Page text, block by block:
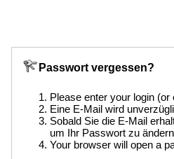
Passwort vergessen?
Please enter your login
Eine E-Mail wird
Sobald Sie die E-Mail
um Ihr Passwort zu
Your browser will open a